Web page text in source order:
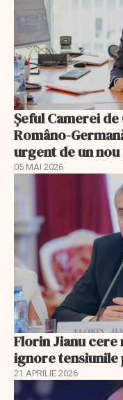
Șeful Camerei
Româno-
urgent de un
05 MAI 2026
Florin Jianu cere
ignore
21 APRILIE 2026
EXCLUSIV